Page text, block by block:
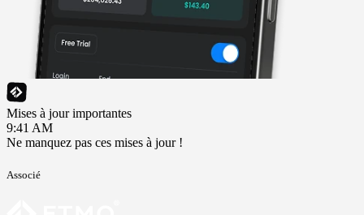
Mises à jour importantes
9:41 AM
Ne manquez pas ces mises à jour !
Associé